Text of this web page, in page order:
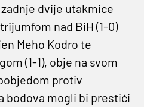
dvije utakmice
nad BiH (1-0)
Meho Kodro te
(1-1), obje na svom
protiv
bodova mogli bi prestići